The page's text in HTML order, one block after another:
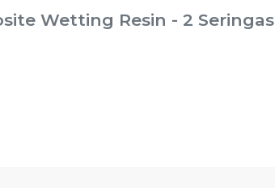
Wetting Resin - 2 Seringas